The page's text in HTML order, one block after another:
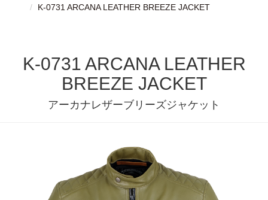
K-0731 ARCANA LEATHER BREEZE JACKET
K-0731 ARCANA LEATHER
BREEZE JACKET
アーカナレザーブリーズジャケット